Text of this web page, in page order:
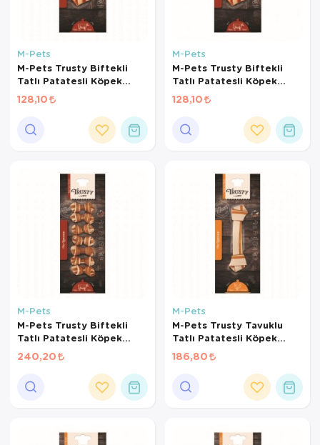
M-Pets
M-Pets Trusty Biftekli
Tatlı Patatesli Köpek
Kemiği 12cm 50gr
128,10
M-Pets
M-Pets Trusty Biftekli
Tatlı Patatesli Köpek
Kemiği 11cm 50gr
128,10
M-Pets
M-Pets Trusty Biftekli
Tatlı Patatesli Köpek
Kemiği 6cm 140gr 7li
Paket
240,20
M-Pets
M-Pets Trusty Tavuklu
Tatlı Patatesli Köpek
Kemiği 20cm 100gr
186,80